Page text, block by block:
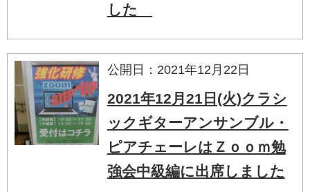
した
公開日：2021年12月22日
2021年12月21日(火)クラシ
ックギターアンサンブル・
ピアチェーレはＺｏｏｍ勉
強会中級編に出席しました